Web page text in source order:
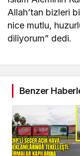
Allah’tan bizleri
nice mutlu,
diliyorum” dedi.
Benzer